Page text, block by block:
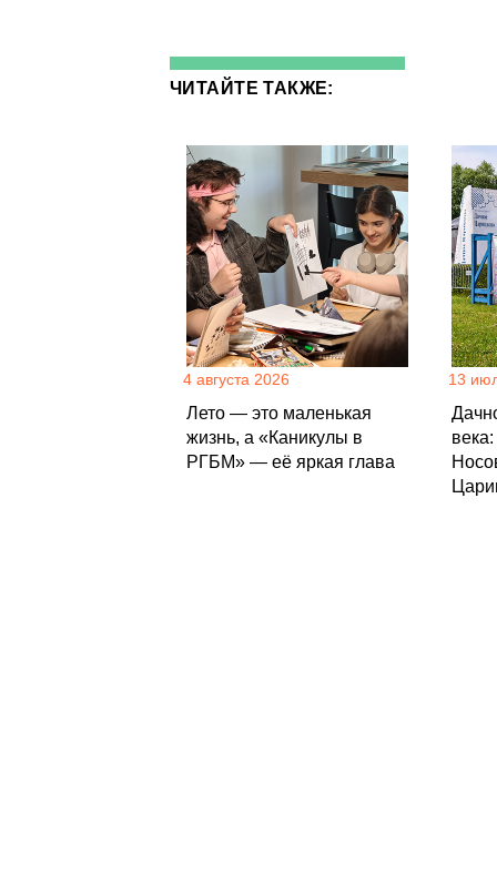
ЧИТАЙТЕ ТАКЖЕ:
4 августа 2026
Лето — это маленькая
жизнь, а «Каникулы в
РГБМ» — её яркая глава
13